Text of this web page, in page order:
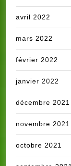
avril 2022
mars 2022
février 2022
janvier 2022
décembre 2021
novembre 2021
octobre 2021